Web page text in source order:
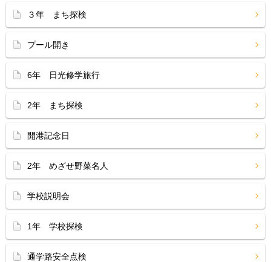
３年 まち探検
プール開き
6年 日光修学旅行
2年 まち探検
開港記念日
2年 めざせ野菜名人
学校説明会
1年 学校探検
通学路安全点検